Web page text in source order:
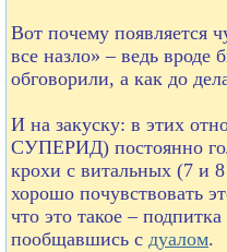
Вот почему появляется
все назло» – ведь вроде
обговорили, а как до
И на закуску: в этих
СУПЕРИД) постоянно
крохи с витальных (7 и
хорошо почувствовать
что это такое – подпитка
пообщавшись с дуалом.